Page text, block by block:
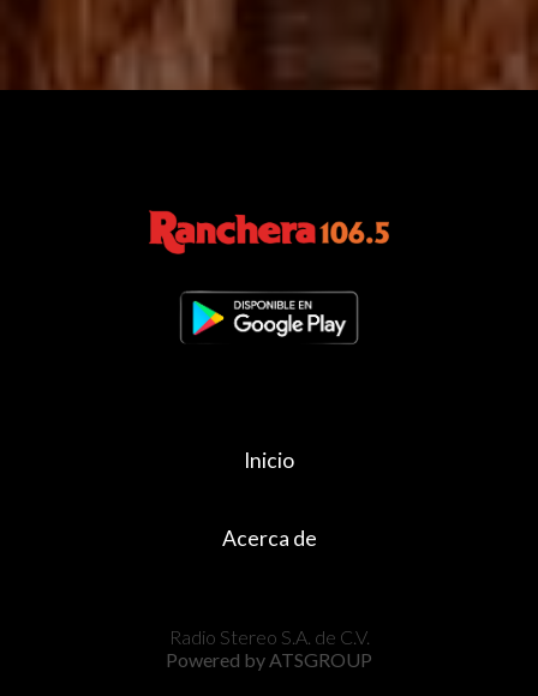
Inicio
Acerca de
Radio Stereo S.A. de C.V.
Powered by ATSGROUP